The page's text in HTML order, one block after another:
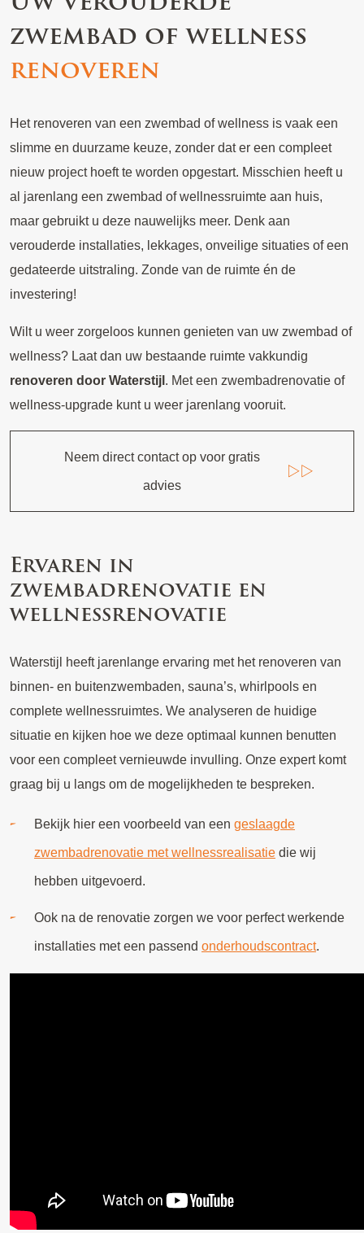
zwembad of wellness
renoveren
Het renoveren van een zwembad of wellness is vaak een
slimme en duurzame keuze, zonder dat er een compleet
nieuw project hoeft te worden opgestart. Misschien heeft u
al jarenlang een zwembad of wellnessruimte aan huis,
maar gebruikt u deze nauwelijks meer. Denk aan
verouderde installaties, lekkages, onveilige situaties of een
gedateerde uitstraling. Zonde van de ruimte én de
investering!
Wilt u weer zorgeloos kunnen genieten van uw zwembad of
wellness? Laat dan uw bestaande ruimte vakkundig
renoveren door Waterstijl . Met een zwembadrenovatie of
wellness-upgrade kunt u weer jarenlang vooruit.
Neem direct contact op voor gratis
advies
Ervaren in
zwembadrenovatie en
wellnessrenovatie
Waterstijl heeft jarenlange ervaring met het renoveren van
binnen- en buitenzwembaden, sauna’s, whirlpools en
complete wellnessruimtes. We analyseren de huidige
situatie en kijken hoe we deze optimaal kunnen benutten
voor een compleet vernieuwde invulling. Onze expert komt
graag bij u langs om de mogelijkheden te bespreken.
Bekijk hier een voorbeeld van een geslaagde
zwembadrenovatie met wellnessrealisatie die wij
hebben uitgevoerd.
Ook na de renovatie zorgen we voor perfect werkende
installaties met een passend onderhoudscontract.